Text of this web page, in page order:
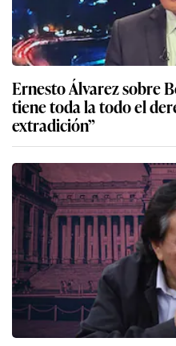
Ernesto Álvarez sobre
tiene toda la todo el
extradición”